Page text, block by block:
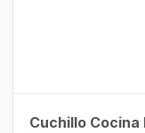
Cuchillo Cocina